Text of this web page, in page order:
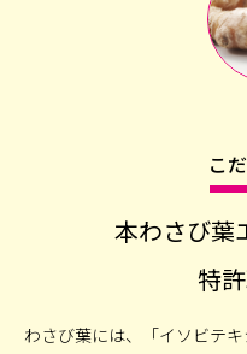
こ
本わさび葉
特
わさび葉には、「イソビテ